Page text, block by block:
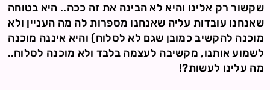
שקשור רק אלינו והיא לא הבינה את זה ככה.. היא בטוחה
שאנחנו עובדות עליה שאנחנו מספרות לה מה העניין ולא
מוכנה להקשיב כמובן שגם לא לסלוח) והיא איננה מוכנה
לשמוע אותנו, מקשיבה לעצמה בלבד ולא מוכנה לסלוח..
מה עלינו לעשות?!